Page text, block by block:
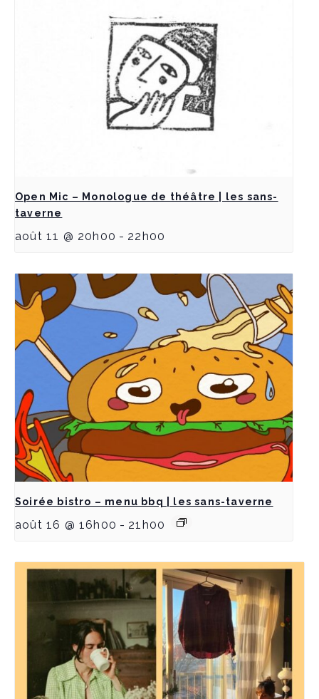
Open Mic – Monologue de théâtre | les sans-
taverne
août 11 @ 20h00 - 22h00
Soirée bistro – menu bbq | les sans-taverne
août 16 @ 16h00 - 21h00